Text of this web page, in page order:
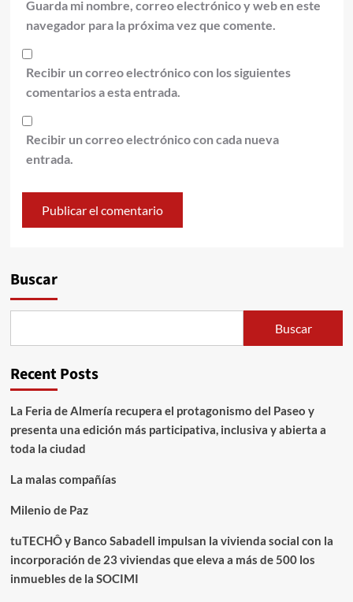
Guarda mi nombre, correo electrónico y web en este
navegador para la próxima vez que comente.
Recibir un correo electrónico con los siguientes
comentarios a esta entrada.
Recibir un correo electrónico con cada nueva
entrada.
Buscar
Buscar
Recent Posts
La Feria de Almería recupera el protagonismo del Paseo y
presenta una edición más participativa, inclusiva y abierta a
toda la ciudad
La malas compañías
Milenio de Paz
tuTECHÔ y Banco Sabadell impulsan la vivienda social con la
incorporación de 23 viviendas que eleva a más de 500 los
inmuebles de la SOCIMI